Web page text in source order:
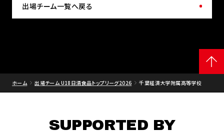
出場チーム一覧へ戻る
ホーム 出場チーム U18日清食品トップリーグ2026 千葉経済大学附属高等学校
SUPPORTED BY